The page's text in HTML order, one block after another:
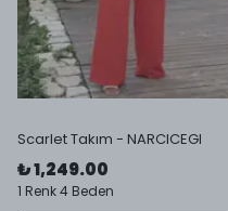
Scarlet Takım - NARCICEGI
₺ 1,249.00
1 Renk 4 Beden